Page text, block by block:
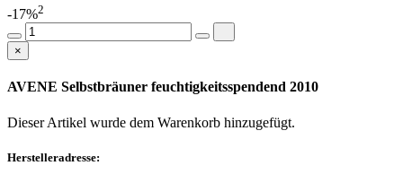
-17%2
×
AVENE Selbstbräuner feuchtigkeitsspendend 2010
Dieser Artikel wurde dem Warenkorb hinzugefügt.
Herstelleradresse: